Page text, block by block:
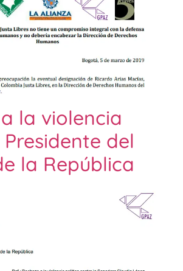
la violencia
del
la República